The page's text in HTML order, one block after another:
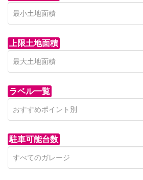
上限土地面積
ラベル一覧
駐車可能台数
Price on call